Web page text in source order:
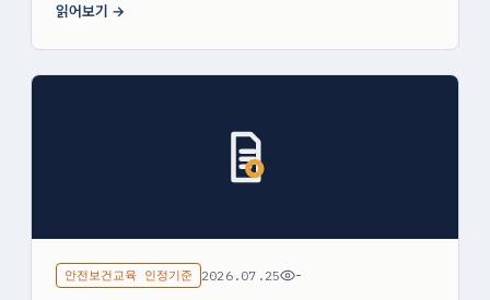
읽어보기
안전보건교육 인정기준 2026.07.25 -